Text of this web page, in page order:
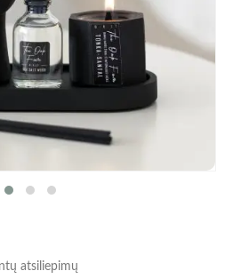
atsiliepimų